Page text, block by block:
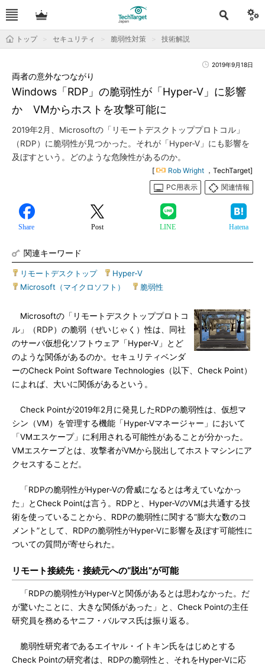
トップ セキュリティ 脆弱性対策 技術解説
2019年9月18日
Windows「RDP」の脆弱性が「Hyper-V」に影響
か VMからホストを攻撃可能に
両者の意外なつながり
2019年2月、Microsoftの「リモートデスクトッププロトコル」
（RDP）に脆弱性が見つかった。それが「Hyper-V」にも影響を
及ぼすという。どのような危険性があるのか。
[ Rob Wright ，TechTarget]
PC用表示
関連情報
Share Post LINE Hatena
関連キーワード
リモートデスクトップ| Hyper-V
Microsoft（マイクロソフト）
脆弱性
Microsoftの「リモートデスクトッププロトコ
ル」（RDP）の脆弱（ぜいじゃく）性は、同社
のサーバ仮想化ソフトウェア「Hyper-V」とど
のような関係があるのか。セキュリティベンダ
ーのCheck Point Software Technologies（以下、Check Point）
によれば、大いに関係があるという。
Check Pointが2019年2月に発見したRDPの脆弱性は、仮想マ
シン（VM）を管理する機能「Hyper-Vマネージャー」において
「VMエスケープ」に利用される可能性があることが分かった。
VMエスケープとは、攻撃者がVMから脱出してホストマシンにア
クセスすることだ。
「RDPの脆弱性がHyper-Vの脅威になるとは考えていなかっ
た」とCheck Pointは言う。RDPと、Hyper-VのVMは共通する技
術を使っていることから、RDPの脆弱性に関する“膨大な数のコ
メント”として、RDPの脆弱性がHyper-Vに影響を及ぼす可能性に
ついての質問が寄せられた。
リモート接続先・接続元への“脱出”が可能
「RDPの脆弱性がHyper-Vと関係があるとは思わなかった。だ
が驚いたことに、大きな関係があった」と、Check Pointの主任
研究員を務めるヤニフ・バルマス氏は振り返る。
脆弱性研究者であるエイヤル・イトキン氏をはじめとする
Check Pointの研究者は、RDPの脆弱性と、それをHyper-Vに応